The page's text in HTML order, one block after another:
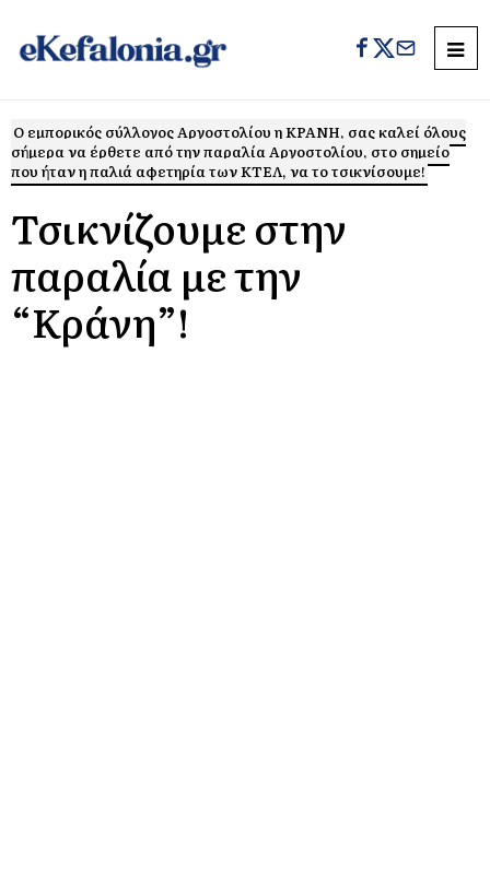
Ο εμπορικός σύλλογος Αργοστολίου η ΚΡΑΝΗ, σας καλεί όλους
σήμερα να έρθετε από την παραλία Αργοστολίου, στο σημείο
που ήταν η παλιά αφετηρία των ΚΤΕΛ, να το τσικνίσουμε!
Τσικνίζουμε στην
παραλία με την
“Κράνη”!